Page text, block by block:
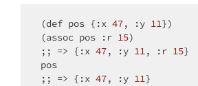
(def pos {:x 47, :y 11})
(assoc pos :r 15)
;; => {:x 47, :y 11, :r 15}
pos
;; => {:x 47, :y 11